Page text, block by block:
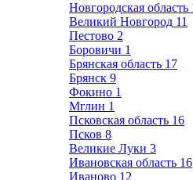
Новгородская область
Великий Новгород 11
Пестово 2
Боровичи 1
Брянская область 17
Брянск 9
Фокино 1
Мглин 1
Псковская область 16
Псков 8
Великие Луки 3
Ивановская область 16
Иваново 12